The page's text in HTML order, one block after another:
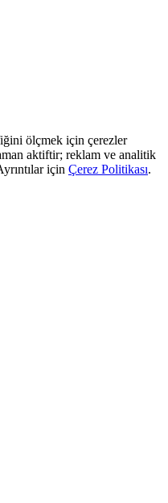
ölçmek için çerezler
aktiftir; reklam ve analitik
için Çerez Politikası.